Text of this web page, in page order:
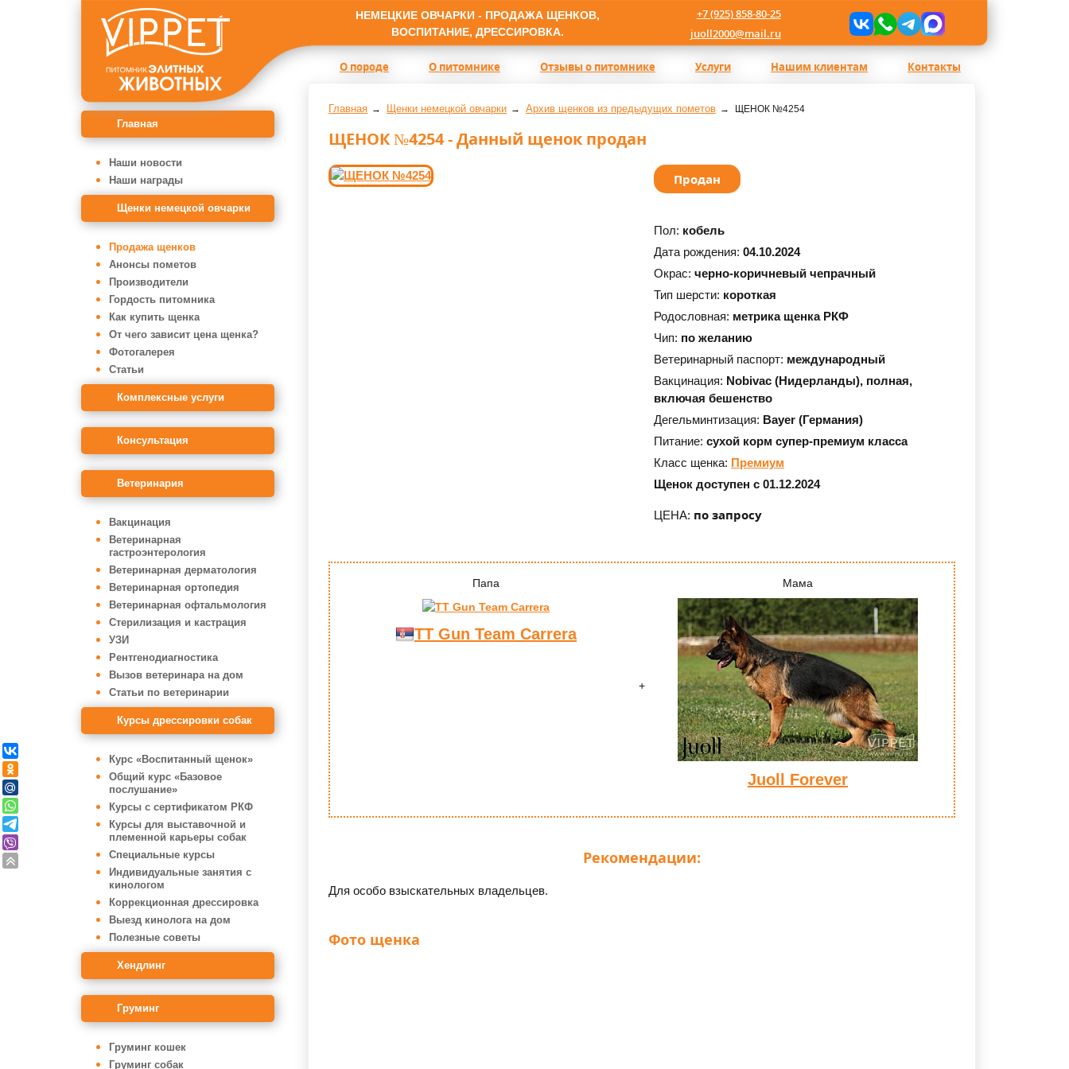
НЕМЕЦКИЕ ОВЧАРКИ - ПРОДАЖА ЩЕНКОВ,
ВОСПИТАНИЕ, ДРЕССИРОВКА.
+7 (925) 858-80-25
juoll2000@mail.ru
О породе О питомнике Отзывы о питомнике Услуги Нашим клиентам Контакты
Главная
Наши новости
Наши награды
Щенки немецкой овчарки
Продажа щенков
Анонсы пометов
Производители
Гордость питомника
Как купить щенка
От чего зависит цена щенка?
Фотогалерея
Статьи
Комплексные услуги
Консультация
Ветеринария
Вакцинация
Ветеринарная
гастроэнтерология
Ветеринарная дерматология
Ветеринарная ортопедия
Ветеринарная офтальмология
Стерилизация и кастрация
УЗИ
Рентгенодиагностика
Вызов ветеринара на дом
Статьи по ветеринарии
Курсы дрессировки собак
Курс «Воспитанный щенок»
Общий курс «Базовое
послушание»
Курсы с сертификатом РКФ
Курсы для выставочной и
племенной карьеры собак
Специальные курсы
Индивидуальные занятия с
кинологом
Коррекционная дрессировка
Выезд кинолога на дом
Полезные советы
Хендлинг
Груминг
Груминг кошек
Груминг собак
Главная Щенки немецкой овчарки Архив щенков из предыдущих пометов ЩЕНОК №4254
ЩЕНОК №4254 - Данный щенок продан
Продан
Пол: кобель
Дата рождения: 04.10.2024
Окрас: черно-коричневый чепрачный
Тип шерсти: короткая
Родословная: метрика щенка РКФ
Чип: по желанию
Ветеринарный паспорт: международный
Вакцинация: Nobivac (Нидерланды), полная,
включая бешенство
Дегельминтизация: Bayer (Германия)
Питание: сухой корм супер-премиум класса
Класс щенка: Премиум
Щенок доступен с 01.12.2024
ЦЕНА: по запросу
Папа
TT Gun Team Carrera
Мама
Juoll Forever
Рекомендации:
Для особо взыскательных владельцев.
Фото щенка